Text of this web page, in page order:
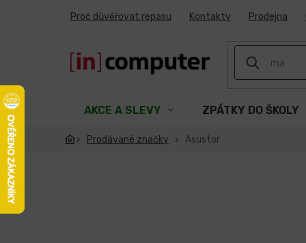
Proč důvěřovat repasu Kontakty Prodejna
AKCE A SLEVY ZPÁTKY DO ŠKOLY
Prodávané značky Asustor